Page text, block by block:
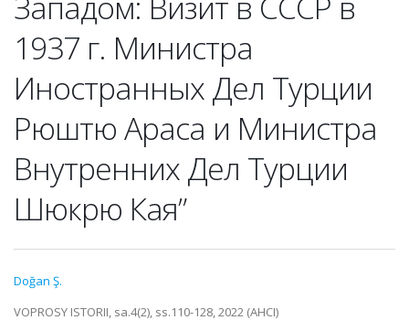
1937 г. Министра
Иностранных Дел Турции
Рюштю Араса и Министра
Внутренних Дел Турции
Шюкрю Кая”
Doğan Ş.
VOPROSY ISTORII, sa.4(2), ss.110-128, 2022 (AHCI)